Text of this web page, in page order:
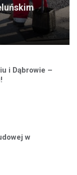
i Dąbrowie –
w